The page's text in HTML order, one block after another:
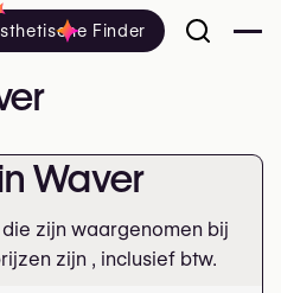
Finder
Waver
zijn waargenomen bij
zijn , inclusief btw.